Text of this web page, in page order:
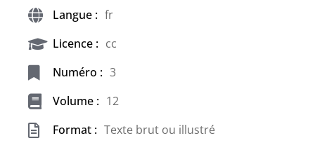
Langue : fr
Licence : cc
Numéro : 3
Volume : 12
Format : Texte brut ou illustré